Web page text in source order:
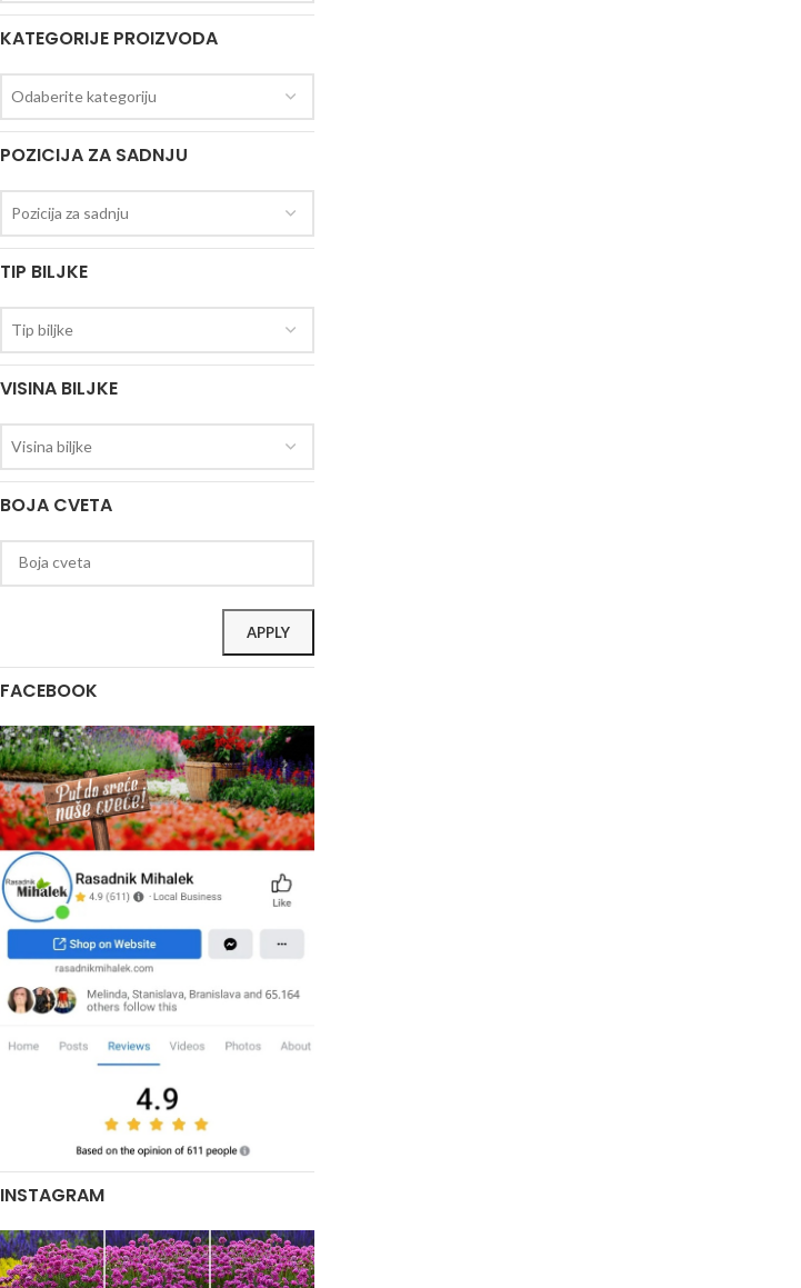
KATEGORIJE PROIZVODA
Odaberite kategoriju
POZICIJA ZA SADNJU
Pozicija za sadnju
TIP BILJKE
Tip biljke
VISINA BILJKE
Visina biljke
BOJA CVETA
APPLY
FACEBOOK
INSTAGRAM